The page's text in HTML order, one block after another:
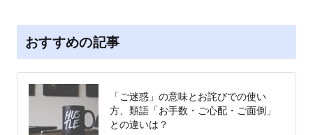
おすすめの記事
「ご迷惑」の意味とお詫びでの使い
方、類語「お手数・ご心配・ご面倒」
との違いは？